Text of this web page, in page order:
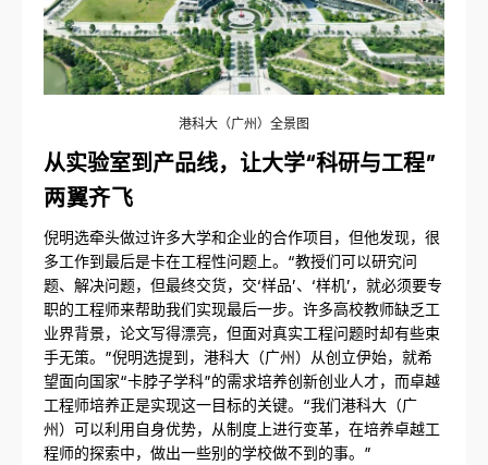
港科大（广州）全景图
从实验室到产品线， 让大学“科研与工程”
两翼齐飞
倪明选牵头做过许多大学和企业的合作项目，但他发现，很
多工作到最后是卡在工程性问题上。“教授们可以研究问
题、解决问题，但最终交货，交‘样品’、‘样机’，就必须要专
职的工程师来帮助我们实现最后一步。许多高校教师缺乏工
业界背景，论文写得漂亮，但面对真实工程问题时却有些束
手无策。”倪明选提到，港科大（广州）从创立伊始，就希
望面向国家“卡脖子学科”的需求培养创新创业人才，而卓越
工程师培养正是实现这一目标的关键。“我们港科大（广
州）可以利用自身优势，从制度上进行变革，在培养卓越工
程师的探索中，做出一些别的学校做不到的事。”